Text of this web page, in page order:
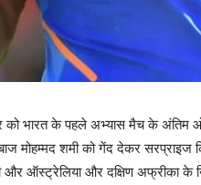
को भारत के पहले अभ्यास मैच के अंतिम
मोहम्मद शमी को गेंद देकर
और ऑस्ट्रेलिया और दक्षिण अफ्रीका के